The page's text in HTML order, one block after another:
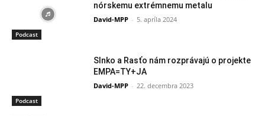
Podcast
nórskemu extrémnemu metalu
David-MPP - 5. apríla 2024
Podcast
Slnko a Rasťo nám rozprávajú o projekte
EMPA=TY+JA
David-MPP - 22. decembra 2023